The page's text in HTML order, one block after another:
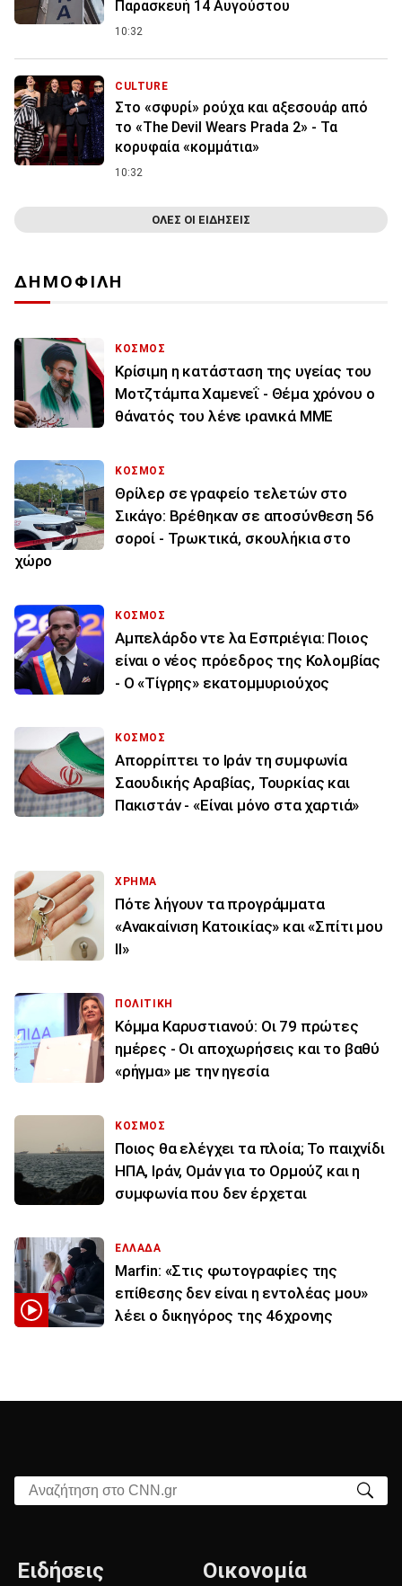
Παρασκευή 14 Αυγούστου
10:32
CULTURE
Στο «σφυρί» ρούχα και αξεσουάρ από
το «The Devil Wears Prada 2» - Τα
κορυφαία «κομμάτια»
10:32
ΟΛΕΣ ΟΙ ΕΙΔΗΣΕΙΣ
ΔΗΜΟΦΙΛΗ
ΚΟΣΜΟΣ
Κρίσιμη η κατάσταση της υγείας του
Μοτζτάμπα Χαμενεΐ - Θέμα χρόνου ο
θάνατός του λένε ιρανικά ΜΜΕ
ΚΟΣΜΟΣ
Θρίλερ σε γραφείο τελετών στο
Σικάγο: Βρέθηκαν σε αποσύνθεση 56
σοροί - Τρωκτικά, σκουλήκια στο
χώρο
ΚΟΣΜΟΣ
Αμπελάρδο ντε λα Εσπριέγια: Ποιος
είναι ο νέος πρόεδρος της Κολομβίας
- Ο «Τίγρης» εκατομμυριούχος
ΚΟΣΜΟΣ
Απορρίπτει το Ιράν τη συμφωνία
Σαουδικής Αραβίας, Τουρκίας και
Πακιστάν - «Είναι μόνο στα χαρτιά»
ΧΡΗΜΑ
Πότε λήγουν τα προγράμματα
«Ανακαίνιση Κατοικίας» και «Σπίτι μου
ΙΙ»
ΠΟΛΙΤΙΚΗ
Κόμμα Καρυστιανού: Οι 79 πρώτες
ημέρες - Οι αποχωρήσεις και το βαθύ
«ρήγμα» με την ηγεσία
ΚΟΣΜΟΣ
Ποιος θα ελέγχει τα πλοία; Το παιχνίδι
ΗΠΑ, Ιράν, Ομάν για το Ορμούζ και η
συμφωνία που δεν έρχεται
ΕΛΛΑΔΑ
Marfin: «Στις φωτογραφίες της
επίθεσης δεν είναι η εντολέας μου»
λέει ο δικηγόρος της 46χρονης
Αναζήτηση στο CNN.gr
Ειδήσεις Οικονομία